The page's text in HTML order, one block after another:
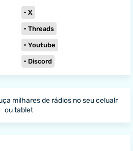
X
Threads
Youtube
Discord